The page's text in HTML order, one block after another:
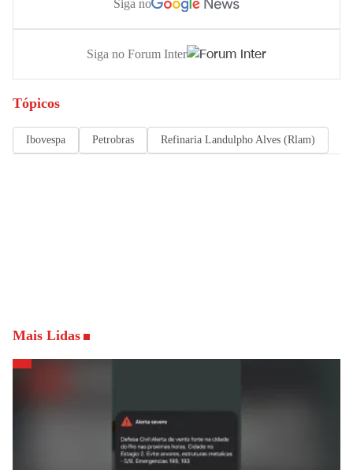
Siga no
Siga no Forum Inter
Tópicos
Ibovespa Petrobras Refinaria Landulpho Alves (Rlam)
Mais Lidas